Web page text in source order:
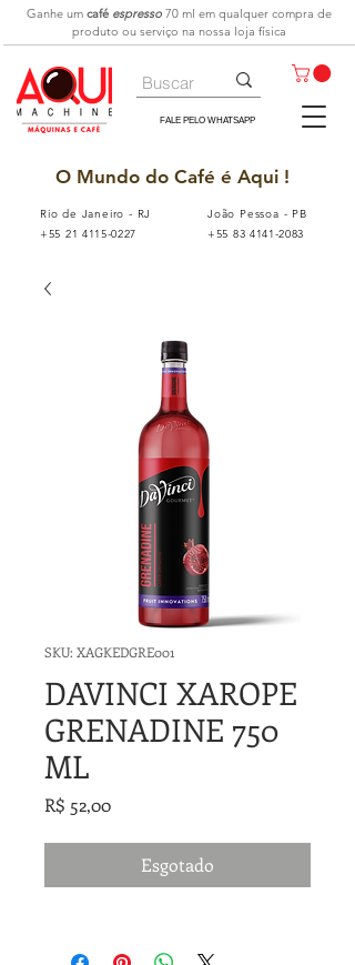
Rio de Janeiro - RJ
O Mundo do Café é Aqui !
+55 83 4141-2083
Ganhe um caféespresso70 ml em qualquer compra de
produto ou serviço na nossa loja física
FALE PELO WHATSAPP
+55 21 4115-0227
João Pessoa - PB
SKU: XAGKEDGRE001
DAVINCI XAROPE
GRENADINE 750
ML
R$ 52,00Preço
Esgotado